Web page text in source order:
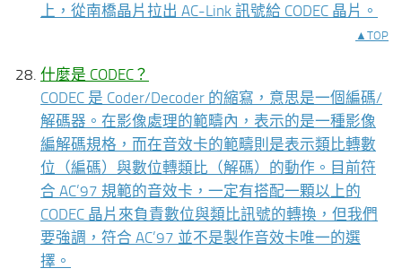
上，從南橋晶片拉出 AC-Link 訊號給 CODEC 晶片。
▲TOP
什麼是 CODEC？
CODEC 是 Coder/Decoder 的縮寫，意思是一個編碼/
解碼器。在影像處理的範疇內，表示的是一種影像
編解碼規格，而在音效卡的範疇則是表示類比轉數
位（編碼）與數位轉類比（解碼）的動作。目前符
合 AC’97 規範的音效卡，一定有搭配一顆以上的
CODEC 晶片來負責數位與類比訊號的轉換，但我們
要強調，符合 AC’97 並不是製作音效卡唯一的選
擇。